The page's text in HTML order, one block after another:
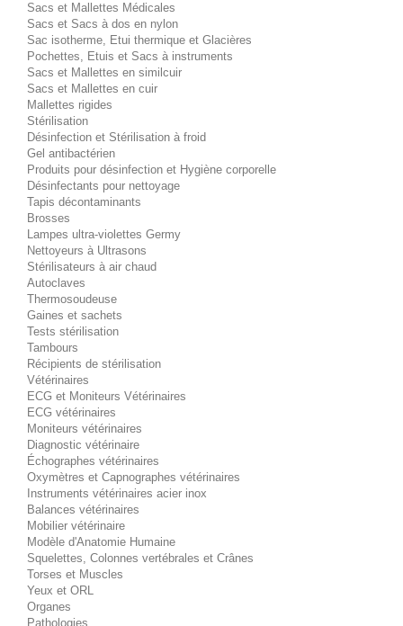
Sacs et Mallettes Médicales
Sacs et Sacs à dos en nylon
Sac isotherme, Etui thermique et Glacières
Pochettes, Etuis et Sacs à instruments
Sacs et Mallettes en similcuir
Sacs et Mallettes en cuir
Mallettes rigides
Stérilisation
Désinfection et Stérilisation à froid
Gel antibactérien
Produits pour désinfection et Hygiène corporelle
Désinfectants pour nettoyage
Tapis décontaminants
Brosses
Lampes ultra-violettes Germy
Nettoyeurs à Ultrasons
Stérilisateurs à air chaud
Autoclaves
Thermosoudeuse
Gaines et sachets
Tests stérilisation
Tambours
Récipients de stérilisation
Vétérinaires
ECG et Moniteurs Vétérinaires
ECG vétérinaires
Moniteurs vétérinaires
Diagnostic vétérinaire
Échographes vétérinaires
Oxymètres et Capnographes vétérinaires
Instruments vétérinaires acier inox
Balances vétérinaires
Mobilier vétérinaire
Modèle d'Anatomie Humaine
Squelettes, Colonnes vertébrales et Crânes
Torses et Muscles
Yeux et ORL
Organes
Pathologies